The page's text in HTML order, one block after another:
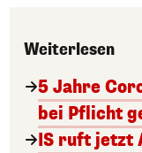
Weiterlesen
5 Jahre
bei Pflicht
IS ruft jetzt